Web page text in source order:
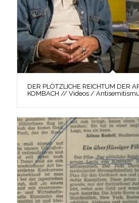
DER PLÖTZLICHE REICHTUM DER
KOMBACH // Videos /